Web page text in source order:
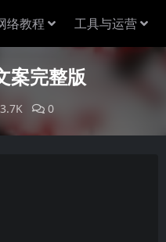
络教程 工具与运营
案完整版
3.7K 0